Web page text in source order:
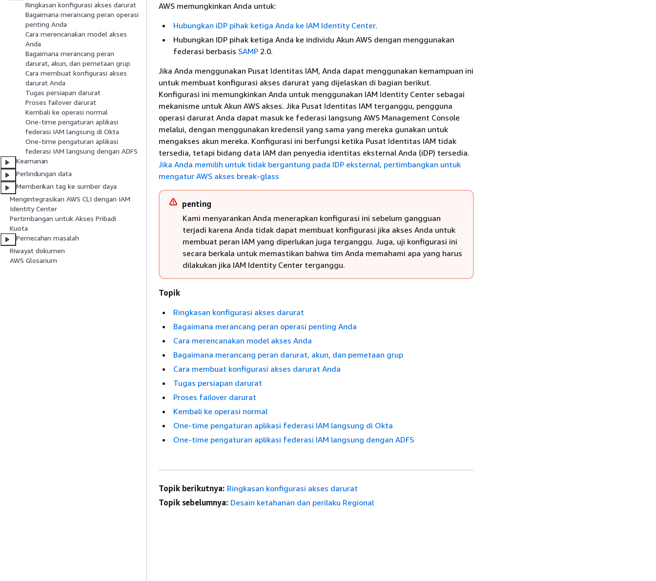
Ringkasan konfigurasi akses darurat
Bagaimana merancang peran operasi
penting Anda
Cara merencanakan model akses
Anda
Bagaimana merancang peran
darurat, akun, dan pemetaan grup
Cara membuat konfigurasi akses
darurat Anda
Tugas persiapan darurat
Proses failover darurat
Kembali ke operasi normal
One-time pengaturan aplikasi
federasi IAM langsung di Okta
One-time pengaturan aplikasi
federasi IAM langsung dengan ADFS
Keamanan
Perlindungan data
Memberikan tag ke sumber daya
Mengintegrasikan AWS CLI dengan IAM
Identity Center
Pertimbangan untuk Akses Pribadi
Kuota
Pemecahan masalah
Riwayat dokumen
AWS Glosarium
AWS memungkinkan Anda untuk:
Hubungkan iDP pihak ketiga Anda ke IAM Identity Center.
Hubungkan IDP pihak ketiga Anda ke individu Akun AWS dengan menggunakan
federasi berbasis SAMP 2.0.
Jika Anda menggunakan Pusat Identitas IAM, Anda dapat menggunakan kemampuan ini
untuk membuat konfigurasi akses darurat yang dijelaskan di bagian berikut.
Konfigurasi ini memungkinkan Anda untuk menggunakan IAM Identity Center sebagai
mekanisme untuk Akun AWS akses. Jika Pusat Identitas IAM terganggu, pengguna
operasi darurat Anda dapat masuk ke federasi langsung AWS Management Console
melalui, dengan menggunakan kredensil yang sama yang mereka gunakan untuk
mengakses akun mereka. Konfigurasi ini berfungsi ketika Pusat Identitas IAM tidak
tersedia, tetapi bidang data IAM dan penyedia identitas eksternal Anda (iDP) tersedia.
Jika Anda memilih untuk tidak bergantung pada IDP eksternal, pertimbangkan untuk
mengatur AWS akses break-glass
penting
Kami menyarankan Anda menerapkan konfigurasi ini sebelum gangguan
terjadi karena Anda tidak dapat membuat konfigurasi jika akses Anda untuk
membuat peran IAM yang diperlukan juga terganggu. Juga, uji konfigurasi ini
secara berkala untuk memastikan bahwa tim Anda memahami apa yang harus
dilakukan jika IAM Identity Center terganggu.
Topik
Ringkasan konfigurasi akses darurat
Bagaimana merancang peran operasi penting Anda
Cara merencanakan model akses Anda
Bagaimana merancang peran darurat, akun, dan pemetaan grup
Cara membuat konfigurasi akses darurat Anda
Tugas persiapan darurat
Proses failover darurat
Kembali ke operasi normal
One-time pengaturan aplikasi federasi IAM langsung di Okta
One-time pengaturan aplikasi federasi IAM langsung dengan ADFS
Topik berikutnya: Ringkasan konfigurasi akses darurat
Topik sebelumnya: Desain ketahanan dan perilaku Regional